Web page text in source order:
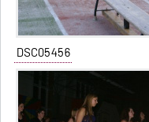
DSC05456